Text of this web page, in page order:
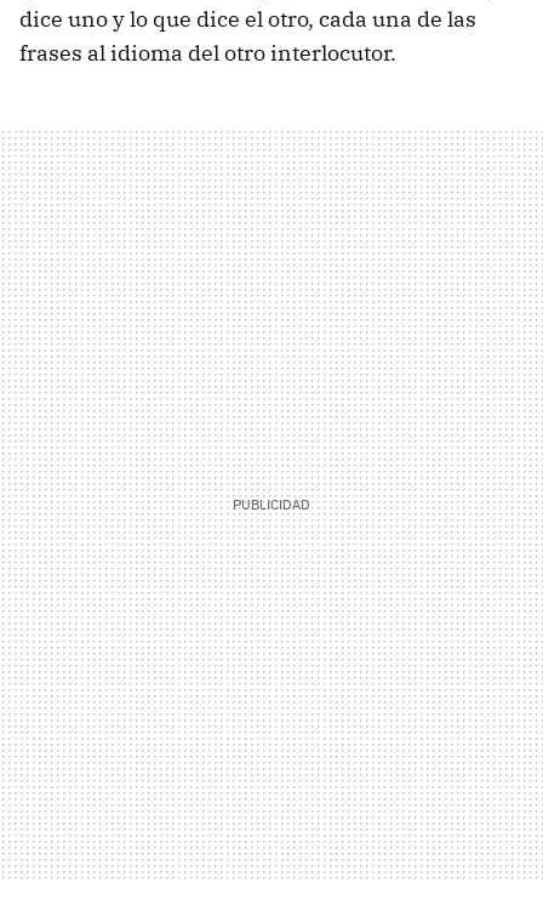
dice uno y lo que dice el otro, cada una de las
frases al idioma del otro interlocutor.